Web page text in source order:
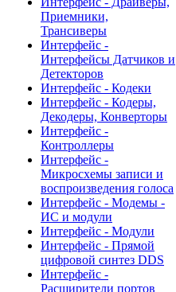
Приемники,
Трансиверы
Интерфейс -
Интерфейсы Датчиков и
Детекторов
Интерфейс - Кодеки
Интерфейс - Кодеры,
Декодеры, Конверторы
Интерфейс -
Контроллеры
Интерфейс -
Микросхемы записи и
воспроизведения голоса
Интерфейс - Модемы -
ИС и модули
Интерфейс - Модули
Интерфейс - Прямой
цифровой синтез DDS
Интерфейс -
Расширители портов